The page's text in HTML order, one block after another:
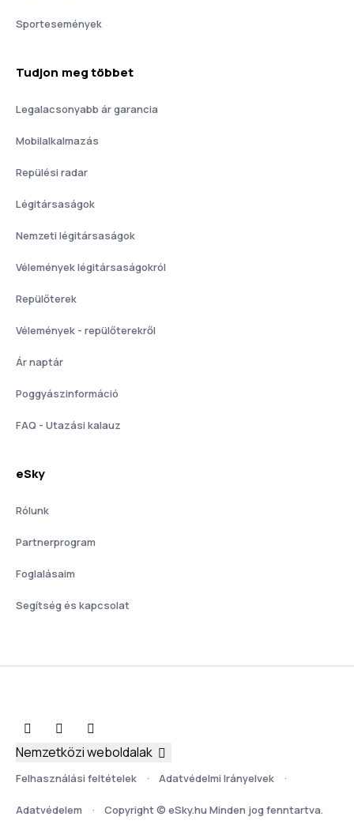
Sportesemények
Tudjon meg többet
Legalacsonyabb ár garancia
Mobilalkalmazás
Repülési radar
Légitársaságok
Nemzeti légitársaságok
Vélemények légitársaságokról
Repülőterek
Vélemények - repülőterekről
Ár naptár
Poggyászinformáció
FAQ - Utazási kalauz
eSky
Rólunk
Partnerprogram
Foglalásaim
Segítség és kapcsolat
Felhasználási feltételek Adatvédelmi Irányelvek
Adatvédelem Copyright © eSky.hu Minden jog fenntartva.
Nemzetközi weboldalak